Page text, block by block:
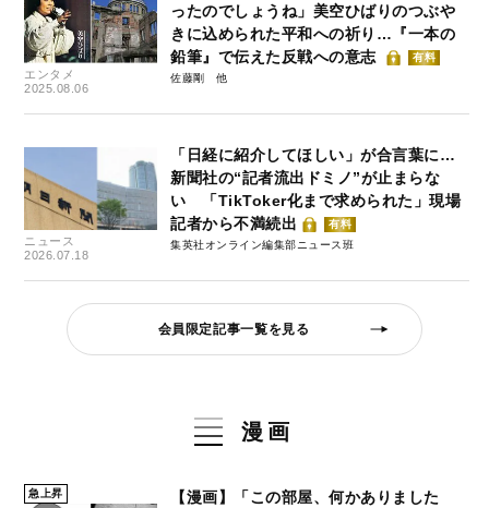
エンタメ
2025.08.06
ったのでしょうね」美空ひばりのつぶや
きに込められた平和への祈り…『一本の
鉛筆』で伝えた反戦への意志
有料
佐藤剛
ニュース
2026.07.18
「日経に紹介してほしい」が合言葉に…
新聞社の“記者流出ドミノ”が止まらな
い 「TikToker化まで求められた」現場
記者から不満続出
有料
集英社オンライン編集部ニュース班
会員限定記事一覧を見る
漫画
急上昇
【漫画】「この部屋、何かありました